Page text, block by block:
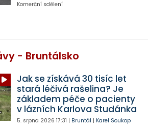
Komerční sdělení
- Bruntálsko
Jak se získává 30 tisíc let
stará léčivá rašelina? Je
základem péče o pacienty
v lázních Karlova Studánka
5. srpna 2026 17:31 | Bruntál | Karel Soukop